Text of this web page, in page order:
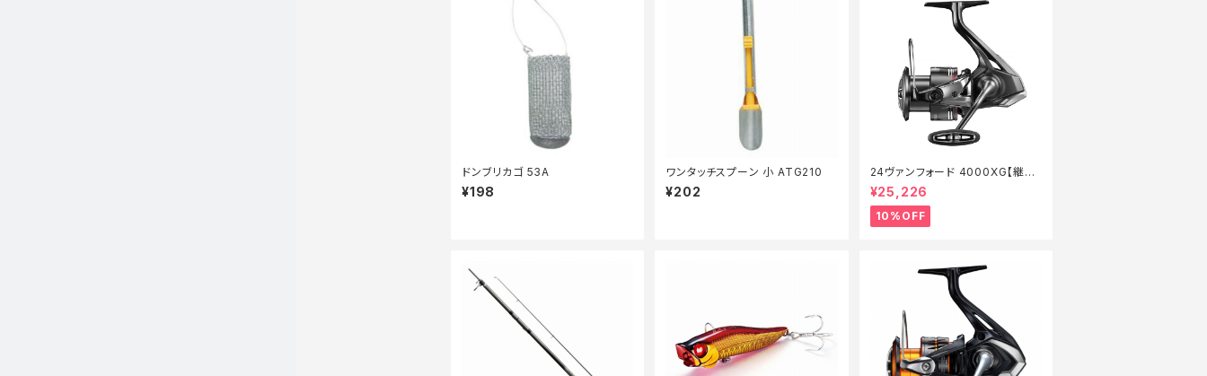
ドンブリカゴ 53A
¥198
ワンタッチスプーン 小 ATG210
¥202
24ヴァンフォード 4000XG【継続
セール_リール】【10】
¥25,226
10%OFF